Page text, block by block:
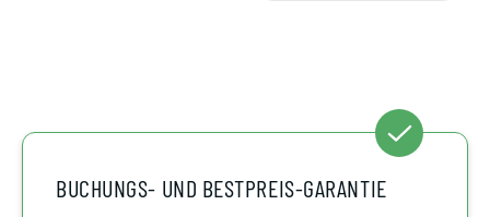
BUCHUNGS- UND BESTPREIS-GARANTIE